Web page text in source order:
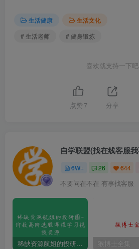
生活健康
生活文化
# 生活老师
# 健身锻炼
喜欢就支持一下吧
点赞 7 分享
6W+ 26 644
不要问在不在 有事找客服
稀缺资源航姐的投研圈-价投高阶选股课程学习视频资源 猴博士全集